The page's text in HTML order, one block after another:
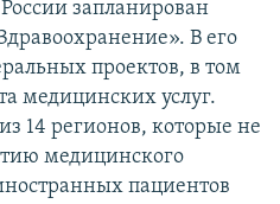
запланирован
В его
проектов, в том
медицинских услуг.
14 регионов, которые не
медицинского
пациентов